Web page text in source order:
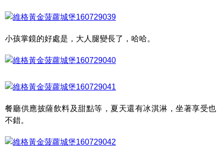
小孩掌鏡的好處是，大人腿變長了，哈哈。
餐廳供應披薩飲料及甜點等，夏天還有冰淇淋，坐著享受也
不錯。